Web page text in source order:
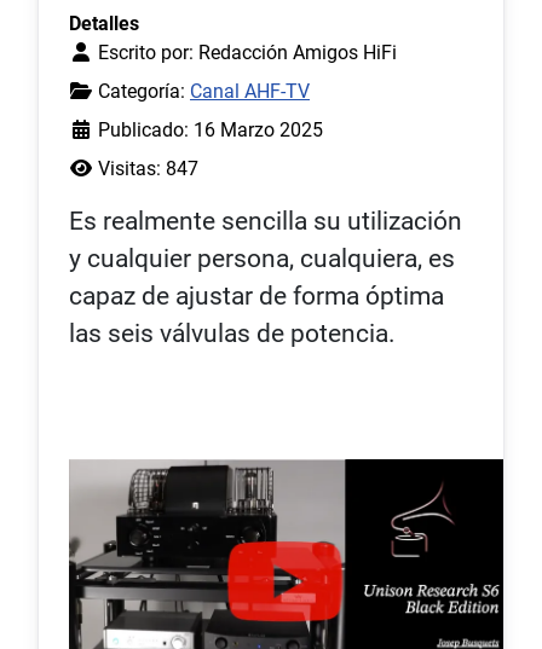
Detalles
Escrito por: Redacción Amigos HiFi
Categoría: Canal AHF-TV
Publicado: 16 Marzo 2025
Visitas: 847
Es realmente sencilla su utilización
y cualquier persona, cualquiera, es
capaz de ajustar de forma óptima
las seis válvulas de potencia.